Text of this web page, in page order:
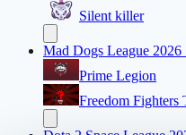
Silent killer
Mad Dogs League 2026
Prime Legion
Freedom Fighters